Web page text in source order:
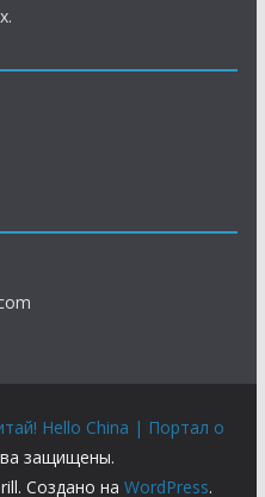
Hello China | Портал о
защищены.
Создано наWordPress.